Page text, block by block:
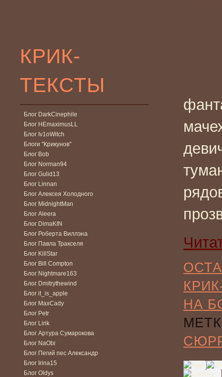
КРИК-
ТЕКСТЫ
Блог DarkCinephile
Блог HEmaximusLL
Блог Iv1oWitch
Блоги "Крикунов"
Блог Bob
Блог Norman94
Блог Gulid13
Блог Linnan
Блог Алексея Холодного
Блог MidnightMan
Блог Aleera
Блог DimaKIN
Блог Роберта Виллэна
Блог Павла Тракселя
Блог KillStar
Блог Bill Compton
Блог Nightmare163
Блог Dmitrythewind
Блог it_is_apple
Блог MaxCady
Блог Petr
Блог Lirik
Блог Артура Сумарокова
Блог NaObi
Блог Пегий пес Александр
Блог Irina15
Блог Oldys
НА